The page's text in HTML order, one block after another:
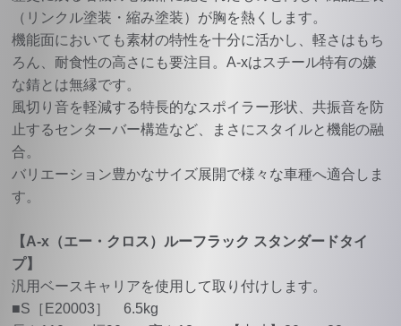
（リンクル塗装・縮み塗装）が胸を熱くします。
機能面においても素材の特性を十分に活かし、軽さはもち
ろん、耐食性の高さにも要注目。A-xはスチール特有の嫌
な錆とは無縁です。
風切り音を軽減する特長的なスポイラー形状、共振音を防
止するセンターバー構造など、まさにスタイルと機能の融
合。
バリエーション豊かなサイズ展開で様々な車種へ適合しま
す。
【A-x（エー・クロス）ルーフラック スタンダードタイ
プ】
汎用ベースキャリアを使用して取り付けします。
■S［E20003］ 6.5kg